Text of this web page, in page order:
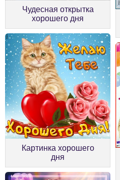
Чудесная открытка
хорошего дня
Картинка хорошего
дня